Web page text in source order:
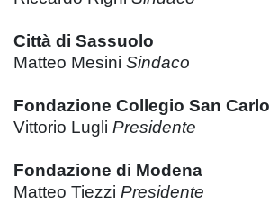
Città di Sassuolo
Matteo Mesini Sindaco
Fondazione Collegio San Carlo
Vittorio Lugli Presidente
Fondazione di Modena
Matteo Tiezzi Presidente